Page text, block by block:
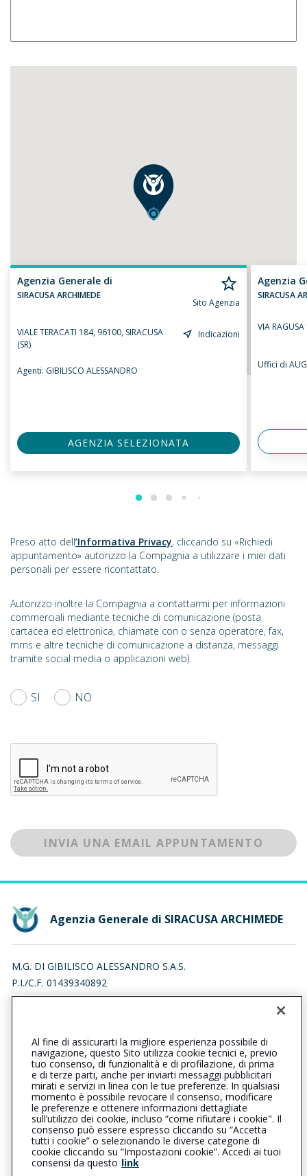
Agenzia Generale di
SIRACUSA ARCHIMEDE
Sito Agenzia
VIALE TERACATI 184, 96100, SIRACUSA
(SR)
Indicazioni
Agenti: GIBILISCO ALESSANDRO
AGENZIA SELEZIONATA
Agenzia
SIRACUSA
VIA
Uffici di
Preso atto dell’Informativa Privacy, cliccando su «Richiedi
appuntamento» autorizzo la Compagnia a utilizzare i miei dati
personali per essere ricontattato.
Autorizzo inoltre la Compagnia a contattarmi per informazioni
commerciali mediante tecniche di comunicazione (posta
cartacea ed elettronica, chiamate con o senza operatore, fax,
mms e altre tecniche di comunicazione a distanza, messaggi
tramite social media o applicazioni web).
SI NO
INVIA UNA EMAIL APPUNTAMENTO
Agenzia Generale di SIRACUSA ARCHIMEDE
M.G. DI GIBILISCO ALESSANDRO S.A.S.
P.I./C.F. 01439340892
VIA GIOVANNI PASCOLI 6, 96019 ROSOLINI (SR)
0931412745 0931412745
siracusaarchimede@cattolica.it
m.g.digibiliscoalessandro@pec.it
L’intermediario è soggetto al controllo dell’IVASS. Consulta il
Registro RUI al seguentelink
Al fine di assicurarti la migliore esperienza possibile di
navigazione, questo Sito utilizza cookie tecnici e, previo
tuo consenso, di funzionalità e di profilazione, di prima
e di terze parti, anche per inviarti messaggi pubblicitari
mirati e servizi in linea con le tue preferenze. In qualsiasi
momento è possibile revocare il consenso, modificare
le preferenze e ottenere informazioni dettagliate
sull’utilizzo dei cookie, incluso “come rifiutare i cookie". Il
consenso può essere espresso cliccando su “Accetta
tutti i cookie” o selezionando le diverse categorie di
cookie cliccando su “Impostazioni cookie”. Accedi ai tuoi
consensi da questo link